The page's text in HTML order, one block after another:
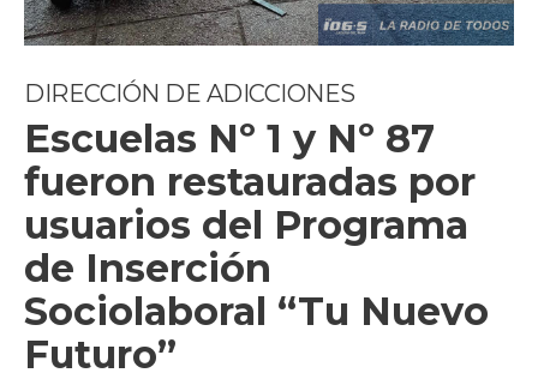
DIRECCIÓN DE ADICCIONES
Escuelas Nº 1 y Nº 87
fueron restauradas por
usuarios del Programa
de Inserción
Sociolaboral “Tu Nuevo
Futuro”